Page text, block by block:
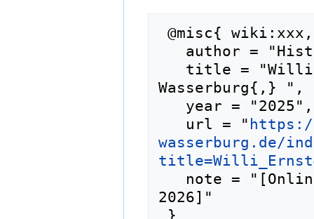
Wasserburg{,} ",
   url = "
wasserburg.de/
2026]"